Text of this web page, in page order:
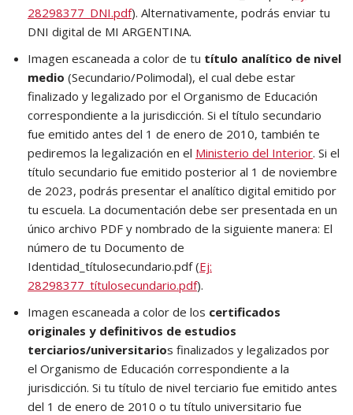
28298377_DNI.pdf). Alternativamente, podrás enviar tu
DNI digital de MI ARGENTINA.
Imagen escaneada a color de tu título analítico de nivel
medio (Secundario/Polimodal), el cual debe estar
finalizado y legalizado por el Organismo de Educación
correspondiente a la jurisdicción. Si el título secundario
fue emitido antes del 1 de enero de 2010, también te
pediremos la legalización en el Ministerio del Interior. Si el
título secundario fue emitido posterior al 1 de noviembre
de 2023, podrás presentar el analítico digital emitido por
tu escuela. La documentación debe ser presentada en un
único archivo PDF y nombrado de la siguiente manera: El
número de tu Documento de
Identidad_títulosecundario.pdf​ (Ej:
28298377_títulosecundario.pdf).
Imagen escaneada a color de los certificados
originales y definitivos de estudios
terciarios/universitarios finalizados y legalizados por
el Organismo de Educación correspondiente a la
jurisdicción. Si tu título de nivel terciario fue emitido antes
del 1 de enero de 2010 o tu título universitario fue